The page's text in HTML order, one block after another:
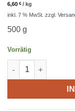
6,60 €/ kg
inkl. 7 % MwSt. zzgl.
500 g
Vorrätig
Molho-Bifana –